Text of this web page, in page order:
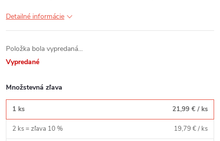
Detailné informácie
Položka bola vypredaná…
Vypredané
Množstevná zľava
1 ks 21,99 € / ks
2 ks = zľava 10 % 19,79 €/ ks